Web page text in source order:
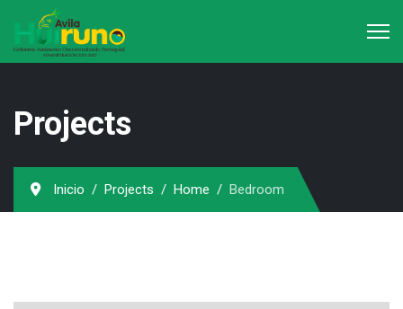
Projects
Inicio Projects Home Bedroom